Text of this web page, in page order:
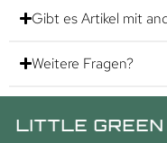
Gibt es Artikel mit
Weitere Fragen?
GREEN MEN.